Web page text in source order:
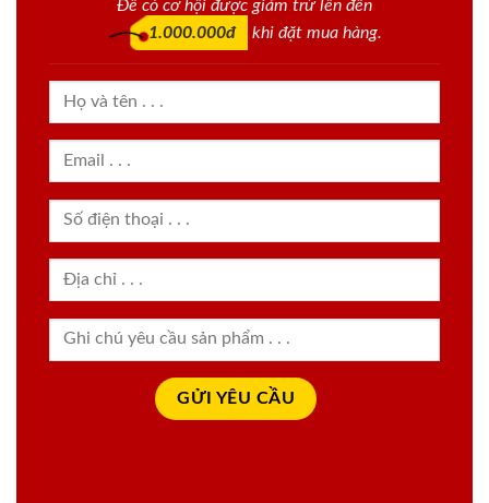
Để có cơ hội được giảm trừ lên đến
1.000.000đ
khi đặt mua hàng.